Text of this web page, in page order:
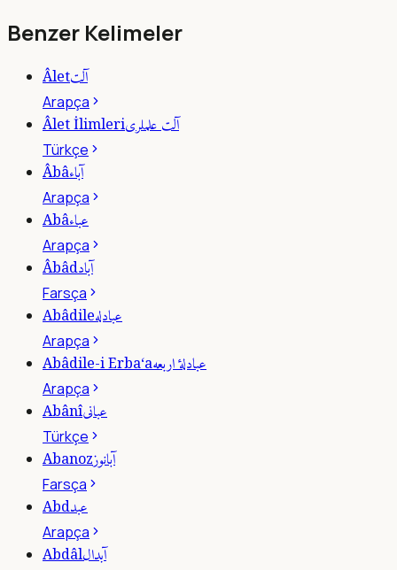
Benzer Kelimeler
Âletآلت
Arapça
Âlet İlimleriآلت علملرى
Türkçe
Âbâآباء
Arapça
Abâعباء
Arapça
Âbâdآباد
Farsça
Abâdileعبادله
Arapça
Abâdile-i Erba‘aعبادلۀ اربعه
Arapça
Abânîعبانى
Türkçe
Abanozآبانوز
Farsça
Abdعبد
Arapça
Abdâlآبدال